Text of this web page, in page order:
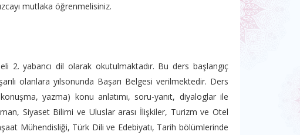
mutlaka öğrenmelisiniz.
2. yabancı dil olarak okutulmaktadır. Bu ders başlangıç
olanlara yılsonunda Başarı Belgesi verilmektedir. Ders
yazma) konu anlatımı, soru-yanıt, diyaloglar ile
Siyaset Bilimi ve Uluslar arası İlişkiler, Turizm ve Otel
Mühendisliği, Türk Dili ve Edebiyatı, Tarih bölümlerinde